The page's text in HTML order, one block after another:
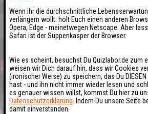
Wenn ihr die durchschnittliche
verlängern wollt: holt Euch einen anderen
Opera, Edge - meinetwegen Netscape. Aber
Safari ist der Suppenkasper der Browser.
Wie es scheint, besuchst Du Quizlabor.de zum
weisen wir Dich darauf hin, dass wir Cookies
(ironischer Weise) zu speichern, das Du
hast - und ihn nicht immer wieder lesen und
es genauer wissen willst, kommst Du hier zu
Datenschutzerklärung . Indem Du unsere Seite
damit einverstanden.